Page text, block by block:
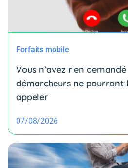
Forfaits mobile
Vous n’avez rien demandé
démarcheurs ne pourront
appeler
07/08/2026